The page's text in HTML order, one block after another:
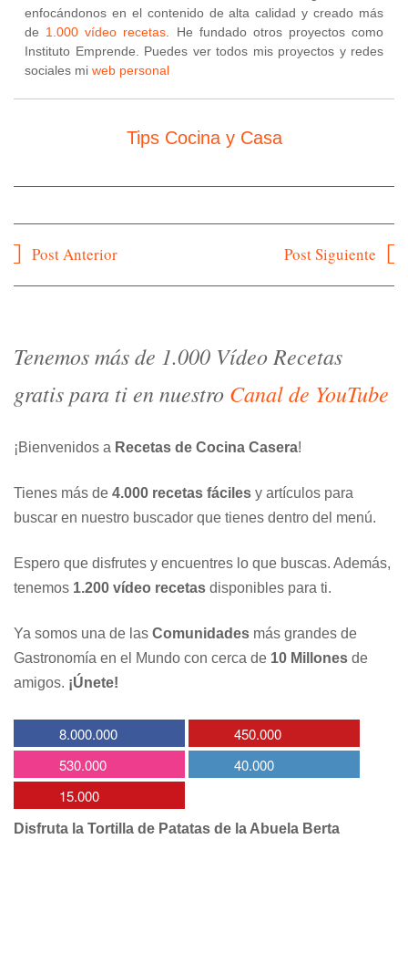
enfocándonos en el contenido de alta calidad y creado más
de 1.000 vídeo recetas . He fundado otros proyectos como
Instituto Emprende. Puedes ver todos mis proyectos y redes
sociales mi web personal
Tips Cocina y Casa
Navegación
Post Anterior Post Siguiente
Tenemos más de 1.000 Vídeo Recetas
gratis para ti en nuestro Canal de YouTube
¡Bienvenidos a Recetas de Cocina Casera!
Tienes más de 4.000 recetas fáciles y artículos para
buscar en nuestro buscador que tienes dentro del menú.
Espero que disfrutes y encuentres lo que buscas. Además,
tenemos 1.200 vídeo recetas disponibles para ti.
Ya somos una de las Comunidades más grandes de
Gastronomía en el Mundo con cerca de 10 Millones de
amigos. ¡Únete!
8.000.000
450.000
530.000
40.000
15.000
Disfruta la Tortilla de Patatas de la Abuela Berta